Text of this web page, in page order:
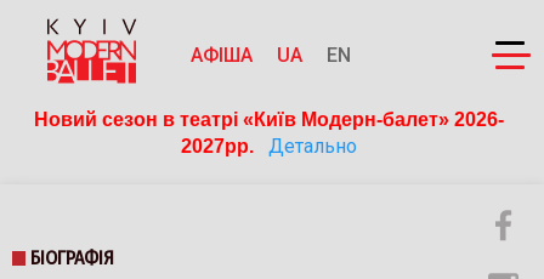
АФІША UA EN
Новий сезон в театрі «Київ Модерн-балет» 2026-
2027рр.
Детально
БІОГРАФІЯ